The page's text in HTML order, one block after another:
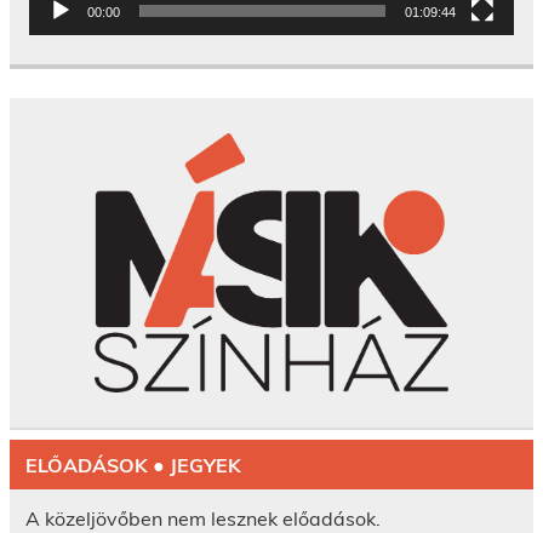
00:00 01:09:44
ELŐADÁSOK ● JEGYEK
A közeljövőben nem lesznek előadások.